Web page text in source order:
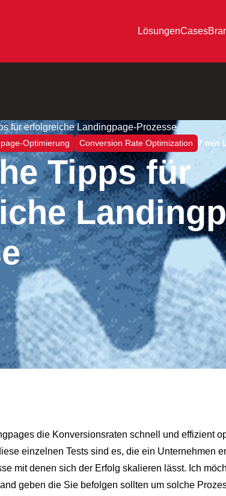
LösungenCases
für erfolgreiche Landingpage-Prozesse
Optimierung Conversion Rate Optimization 7 min
Tipps für
die Konversionsraten schnell und effizient
einzelnen Tests sind es, die ein Unternehmen
mit denen sich der Erfolg skalieren lässt. Ich
geben die Sie befolgen sollten um solche